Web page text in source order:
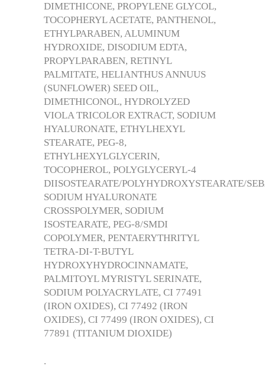
DIMETHICONE, PROPYLENE GLYCOL,
TOCOPHERYL ACETATE, PANTHENOL,
ETHYLPARABEN, ALUMINUM
HYDROXIDE, DISODIUM EDTA,
PROPYLPARABEN, RETINYL
PALMITATE, HELIANTHUS ANNUUS
(SUNFLOWER) SEED OIL,
DIMETHICONOL, HYDROLYZED
VIOLA TRICOLOR EXTRACT, SODIUM
HYALURONATE, ETHYLHEXYL
STEARATE, PEG-8,
ETHYLHEXYLGLYCERIN,
TOCOPHEROL, POLYGLYCERYL-4
DIISOSTEARATE/POLYHYDROXYSTEARATE/
SODIUM HYALURONATE
CROSSPOLYMER, SODIUM
ISOSTEARATE, PEG-8/SMDI
COPOLYMER, PENTAERYTHRITYL
TETRA-DI-T-BUTYL
HYDROXYHYDROCINNAMATE,
PALMITOYL MYRISTYL SERINATE,
SODIUM POLYACRYLATE, CI 77491
(IRON OXIDES), CI 77492 (IRON
OXIDES), CI 77499 (IRON OXIDES), CI
77891 (TITANIUM DIOXIDE)
.